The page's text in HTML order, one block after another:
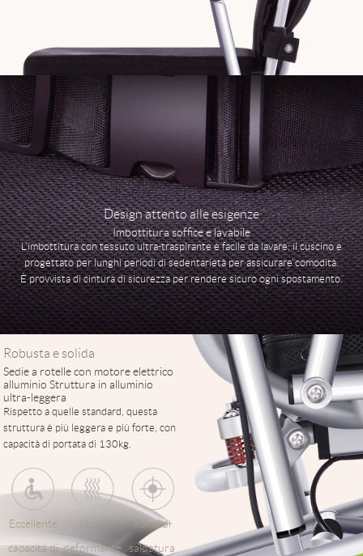
Design attento alle esigenze
Imbottitura soffice e lavabile
L’imbottitura con tessuto ultra-traspirante è facile da lavare; il cuscino è
progettato per lunghi periodi di sedentarietà per assicurare comodità.
È provvista di cintura di sicurezza per rendere sicuro ogni spostamento.
Robusta e solida
Sedie a rotelle con motore elettrico
alluminio Struttura in alluminio
ultra-leggera
Rispetto a quelle standard, questa
struttura è più leggera e più forte, con
capacità di portata di 130kg.
Eccellente
capacità di
Non-
deformante
Punti di
saldatura